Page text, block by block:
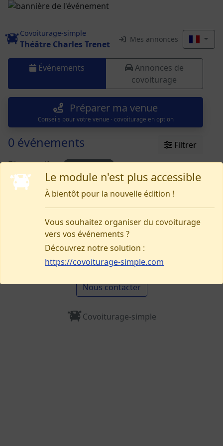
Le module n'est plus accessible
À bientôt pour la nouvelle édition !
Vous souhaitez organiser du covoiturage
vers vos événements ?
Découvrez notre solution :
https://covoiturage-simple.com
Covoiturage-simple
Théâtre Charles Trenet Mes annonces
Événements
Annonces de
covoiturage
Préparer ma venue
Conseils pour votre venue · covoiturage en option
0 événements
Filtrer
Filtres actifs :
Ce mois-ci
Rien pour le moment
Besoin d’aide, signaler un problème ?
Nous contacter
Covoiturage-simple